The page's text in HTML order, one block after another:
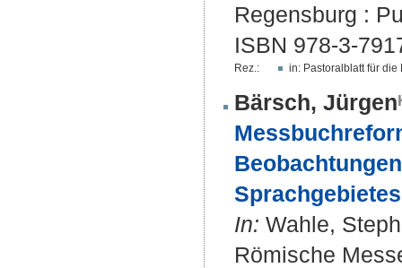
Regensburg :
ISBN 978-3-
Rez.: in: Pastoralblatt für die
Bärsch, Jürgen
In: Wahle,
Römische